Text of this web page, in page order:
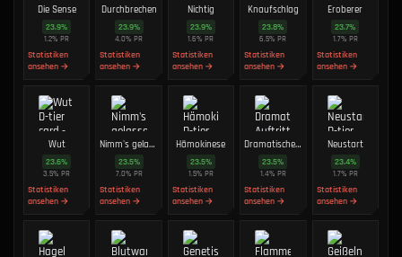
Die Sense
23.9%
1.2%PR
Statistiken
ansehen →
Durchbrechen
23.9%
4.0%PR
Statistiken
ansehen →
Nichtig
23.9%
1.6%PR
Statistiken
ansehen →
Knaufschlag
23.8%
6.5%PR
Statistiken
ansehen →
Eroberer
23.7%
1.7% PR
Statistiken
ansehen →
Wut
23.6%
3.5%PR
Statistiken
ansehen →
Nimm's gelassen
23.5%
7.0% PR
Statistiken
ansehen →
Hämokinese
23.5%
1.5% PR
Statistiken
ansehen →
Dramatischer Auftritt
23.5%
1.4% PR
Statistiken
ansehen →
Neustart
23.4%
1.7% PR
Statistiken
ansehen →